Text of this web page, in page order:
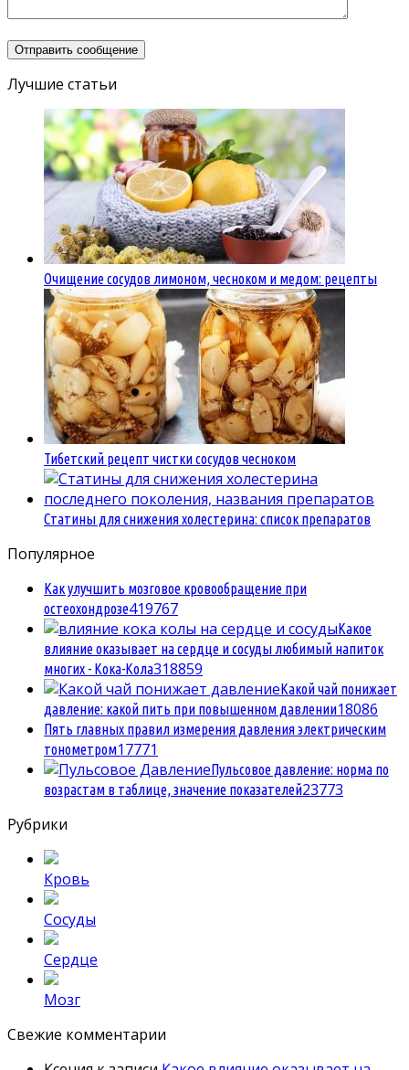
Лучшие статьи
Очищение сосудов лимоном, чесноком и медом: рецепты
Тибетский рецепт чистки сосудов чесноком
Статины для снижения холестерина: список препаратов
Популярное
Как улучшить мозговое кровообращение при
остеохондрозе419767
Какое
влияние оказывает на сердце и сосуды любимый напиток
многих - Кока-Кола318859
Какой чай понижает
давление: какой пить при повышенном давлении18086
Пять главных правил измерения давления электрическим
тонометром17771
Пульсовое давление: норма по
возрастам в таблице, значение показателей23773
Рубрики
Кровь
Сосуды
Сердце
Мозг
Свежие комментарии